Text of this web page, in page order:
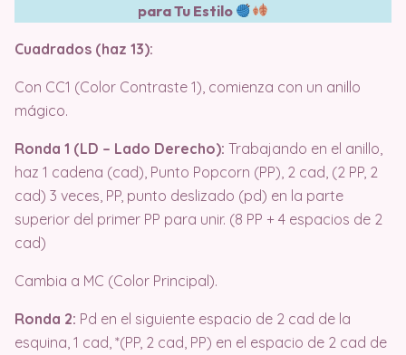
para Tu Estilo
Cuadrados (haz 13):
Con CC1 (Color Contraste 1), comienza con un anillo
mágico.
Ronda 1 (LD – Lado Derecho): Trabajando en el anillo,
haz 1 cadena (cad), Punto Popcorn (PP), 2 cad, (2 PP, 2
cad) 3 veces, PP, punto deslizado (pd) en la parte
superior del primer PP para unir. (8 PP + 4 espacios de 2
cad)
Cambia a MC (Color Principal).
Ronda 2: Pd en el siguiente espacio de 2 cad de la
esquina, 1 cad, *(PP, 2 cad, PP) en el espacio de 2 cad de